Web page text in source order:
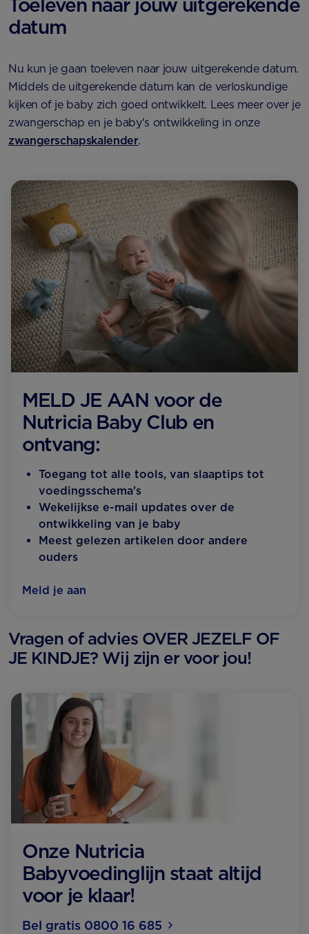
Toeleven naar jouw uitgerekende
datum
Nu kun je gaan toeleven naar jouw uitgerekende datum.
Middels de uitgerekende datum kan de verloskundige
kijken of je baby zich goed ontwikkelt. Lees meer over je
zwangerschap en je baby's ontwikkeling in onze
zwangerschapskalender.
MELD JE AAN voor de
Nutricia Baby Club en
ontvang:
Toegang tot alle tools, van slaaptips tot
voedingsschema's
Wekelijkse e-mail updates over de
ontwikkeling van je baby
Meest gelezen artikelen door andere
ouders
Meld je aan
Vragen of advies OVER JEZELF OF
JE KINDJE? Wij zijn er voor jou!
Onze Nutricia
Babyvoedinglijn staat altijd
voor je klaar!
Bel gratis 0800 16 685